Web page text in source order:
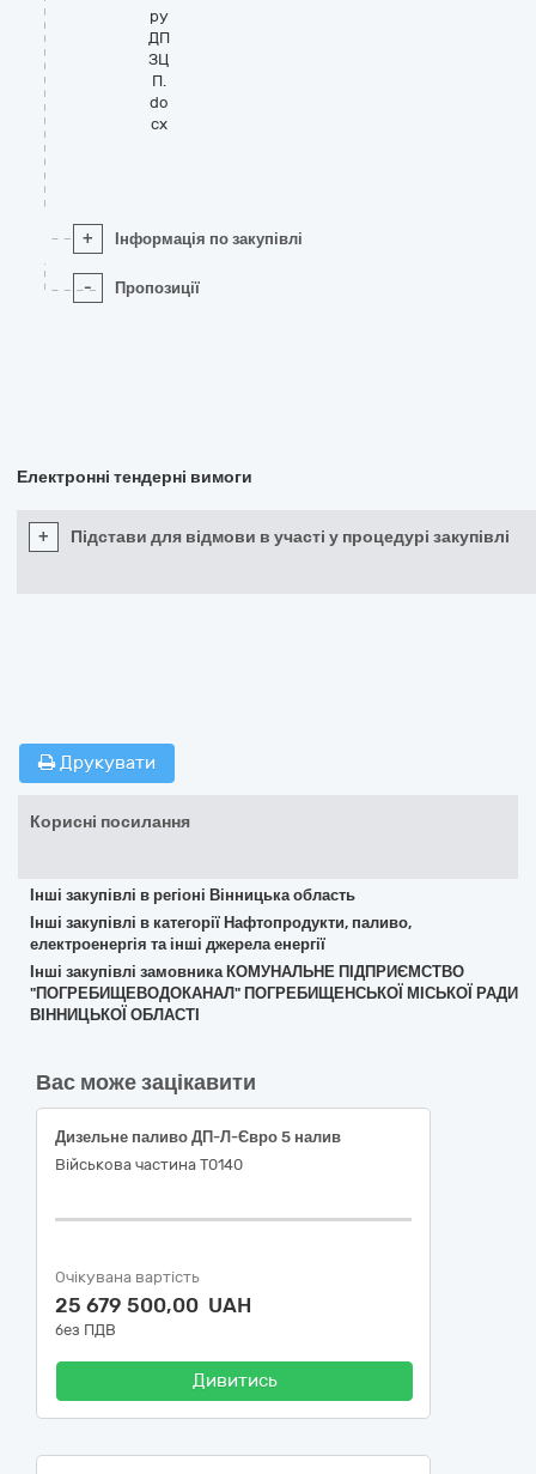
ру
ДП
ЗЦ
П.
do
cx
+ Інформація по закупівлі
- Пропозиції
Електронні тендерні вимоги
+ Підстави для відмови в участі у процедурі закупівлі
Друкувати
Корисні посилання
Інші закупівлі в регіоні Вінницька область
Інші закупівлі в категорії Нафтопродукти, паливо,
електроенергія та інші джерела енергії
Інші закупівлі замовника КОМУНАЛЬНЕ ПІДПРИЄМСТВО
"ПОГРЕБИЩЕВОДОКАНАЛ" ПОГРЕБИЩЕНСЬКОЇ МІСЬКОЇ РАДИ
ВІННИЦЬКОЇ ОБЛАСТІ
Вас може зацікавити
Дизельне паливо ДП-Л-Євро 5 налив
Військова частина Т0140
Очікувана вартість
25 679 500,00 UAH
без ПДВ
Дивитись